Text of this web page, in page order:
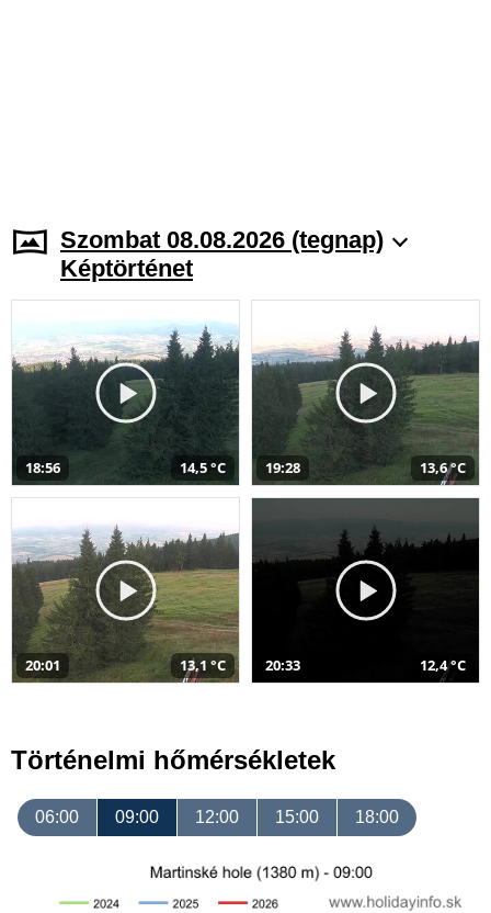
Szombat 08.08.2026 (tegnap)
Képtörténet
18:56 14,5 °C 19:28 13,6 °C
20:01 13,1 °C 20:33 12,4 °C
Történelmi hőmérsékletek
06:00 09:00 12:00 15:00 18:00